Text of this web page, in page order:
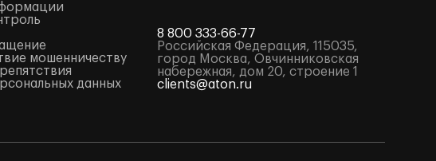
мошенничеству
данных
8 800 333-66-77
Российская Федерация, 115035,
город Москва, Овчинниковская
набережная, дом 20, строение 1
clients@aton.ru